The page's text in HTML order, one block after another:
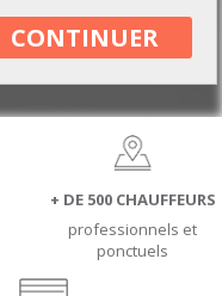
CONTINUER
+ DE 500 CHAUFFEURS
professionnels et
ponctuels